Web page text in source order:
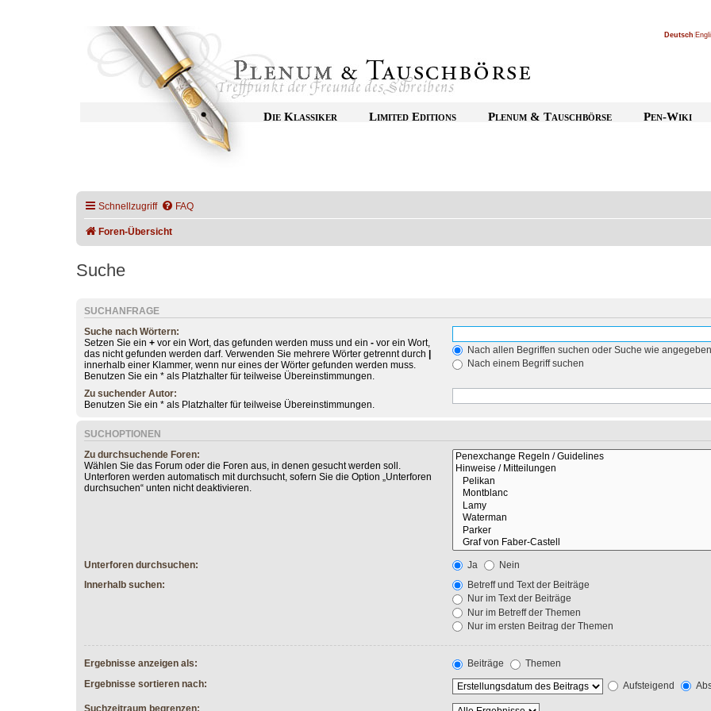
Deutsch
Die Klassiker Limited Editions Plenum & Tauschbörse Pen-Wiki
Schnellzugriff FAQ
Foren-Übersicht
Suche
SUCHANFRAGE
Suche nach Wörtern:
Setzen Sie ein + vor ein Wort, das gefunden werden muss und ein - vor ein Wort,
das nicht gefunden werden darf. Verwenden Sie mehrere Wörter getrennt durch
innerhalb einer Klammer, wenn nur eines der Wörter gefunden werden muss.
Benutzen Sie ein * als Platzhalter für teilweise Übereinstimmungen.
Nach allen Begriffen suchen oder Suche wie
Nach einem Begriff suchen
Zu suchender Autor:
Benutzen Sie ein * als Platzhalter für teilweise Übereinstimmungen.
SUCHOPTIONEN
Zu durchsuchende Foren:
Wählen Sie das Forum oder die Foren aus, in denen gesucht werden soll.
Unterforen werden automatisch mit durchsucht, sofern Sie die Option „Unterforen
durchsuchen“ unten nicht deaktivieren.
Unterforen durchsuchen: Ja
Nein
Innerhalb suchen:
Betreff und Text der Beiträge
Nur im Text der Beiträge
Nur im Betreff der Themen
Nur im ersten Beitrag der Themen
Ergebnisse anzeigen als: Beiträge
Themen
Ergebnisse sortieren nach:
Aufsteigend
Suchzeitraum begrenzen: